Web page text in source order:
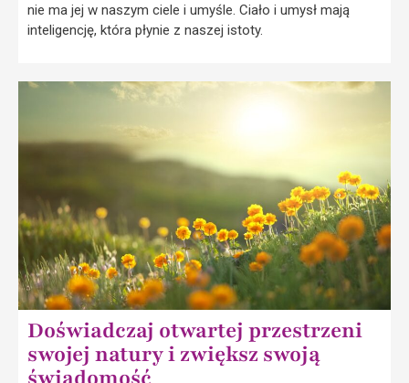
nie ma jej w naszym ciele i umyśle. Ciało i umysł mają
inteligencję, która płynie z naszej istoty.
Doświadczaj otwartej przestrzeni
swojej natury i zwiększ swoją